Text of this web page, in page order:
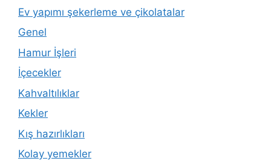
Ev yapımı şekerleme ve çikolatalar
Genel
Hamur İşleri
İçecekler
Kahvaltılıklar
Kekler
Kış hazırlıkları
Kolay yemekler